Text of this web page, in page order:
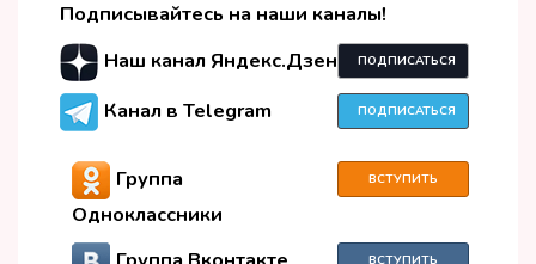
Подписывайтесь на наши каналы!
Наш канал Яндекс.Дзен
ПОДПИСАТЬСЯ
Канал в Telegram ПОДПИСАТЬСЯ
Группа
Одноклассники
ВСТУПИТЬ
ВСТУПИТЬ